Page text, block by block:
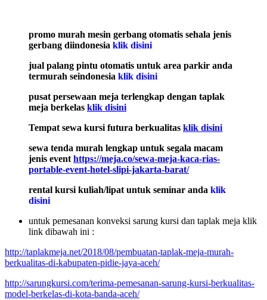
promo murah mesin gerbang otomatis sehala jenis
gerbang diindonesia klik disini
jual palang pintu otomatis untuk area parkir anda
termurah seindonesia klik disini
pusat persewaan meja terlengkap dengan taplak
meja berkelas klik disini
Tempat sewa kursi futura berkualitas klik disini
sewa tenda murah lengkap untuk segala macam
jenis event https://meja.co/sewa-meja-kaca-rias-
portable-event-hotel-slipi-jakarta-barat/
rental kursi kuliah/lipat untuk seminar anda klik
disini
untuk pemesanan konveksi sarung kursi dan taplak meja klik
link dibawah ini :
http://taplakmeja.net/2018/08/pembuatan-taplak-meja-murah-
berkualitas-di-kabupaten-pidie-jaya-aceh/
http://sarungkursi.com/terima-pemesanan-sarung-kursi-berkualitas-
model-berkelas-di-kota-banda-aceh/